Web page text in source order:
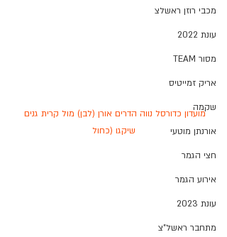
מכבי רוזן ראשלצ
עונת 2022
מסור TEAM
אריק זמייטיס
שקמה
אורנתן מוטעי
חצי הגמר
אירוע הגמר
עונת 2023
מתחבר ראשל"צ
מועדון כדורסל נווה הדרים אורן (לבן) מול קרית גנים
שיקגו (כחול